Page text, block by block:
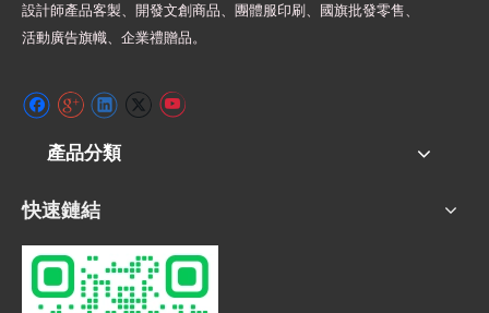
設計師產品客製、開發文創商品、團體服印刷、 國旗批發零售、
活動廣告旗幟、 企業禮贈品。
產品分類
快速鏈結